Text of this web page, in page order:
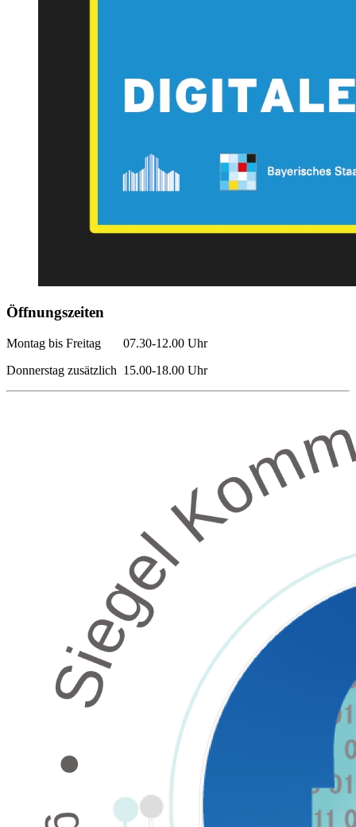
Öffnungszeiten
Montag bis Freitag 07.30-12.00 Uhr
Donnerstag zusätzlich 15.00-18.00 Uhr